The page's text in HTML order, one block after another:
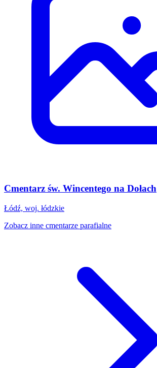
Cmentarz św. Wincentego na Dołach
Łódź, woj. łódzkie
Zobacz inne cmentarze parafialne